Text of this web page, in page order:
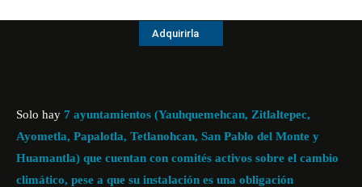
Adquirirla
Solo hay 7 ayuntamientos (Yauhquemehcan, Zitlaltepec,
Ayometla, Papalotla, Tetlanohcan, San Pablo del Monte y
Huamantla) que cuentan con comités activos sobre el cambio
climático, pese a que su instalación es una obligación